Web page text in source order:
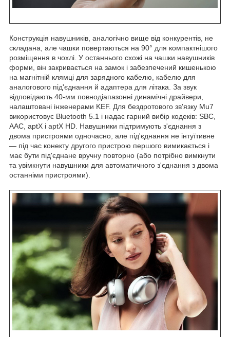
Конструкція навушників, аналогічно вище від конкурентів, не
складана, але чашки повертаються на 90° для компактнішого
розміщення в чохлі. У останнього схожі на чашки навушників
форми, він закривається на замок і забезпечений кишенькою
на магнітній клямці для зарядного кабелю, кабелю для
аналогового під'єднання й адаптера для літака. За звук
відповідають 40-мм повнодіапазонні динамічні драйвери,
налаштовані інженерами KEF. Для бездротового зв'язку Mu7
використовує Bluetooth 5.1 і надає гарний вибір кодеків: SBC,
AAC, aptX і aptX HD. Навушники підтримують з'єднання з
двома пристроями одночасно, але під'єднання не інтуїтивне
— під час конекту другого пристрою першого вимикається і
має бути під'єднане вручну повторно (або потрібно вимкнути
та увімкнути навушники для автоматичного з'єднання з двома
останніми пристроями).